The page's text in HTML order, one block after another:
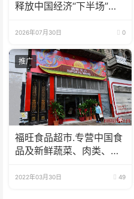
释放中国经济“下半场”三
2026年07月30日 0
推广
福旺食品超市.专营中国食
品及新鲜蔬菜、肉类、
2022年03月30日 49